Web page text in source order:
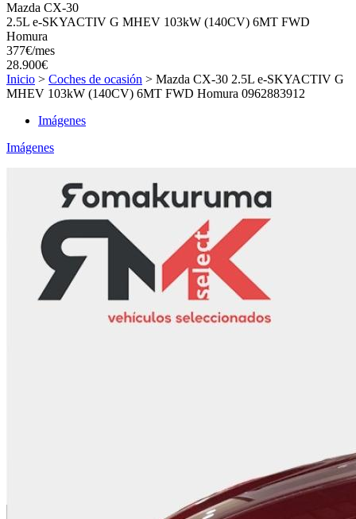
Mazda CX-30
2.5L e-SKYACTIV G MHEV 103kW (140CV) 6MT FWD
Homura
377€/mes
28.900€
Inicio > Coches de ocasión > Mazda CX-30 2.5L e-SKYACTIV G
MHEV 103kW (140CV) 6MT FWD Homura 0962883912
Imágenes
Imágenes